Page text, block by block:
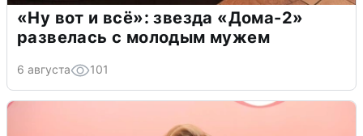
«Ну вот и всё»: звезда «Дома-2»
развелась с молодым мужем
6 августа 101